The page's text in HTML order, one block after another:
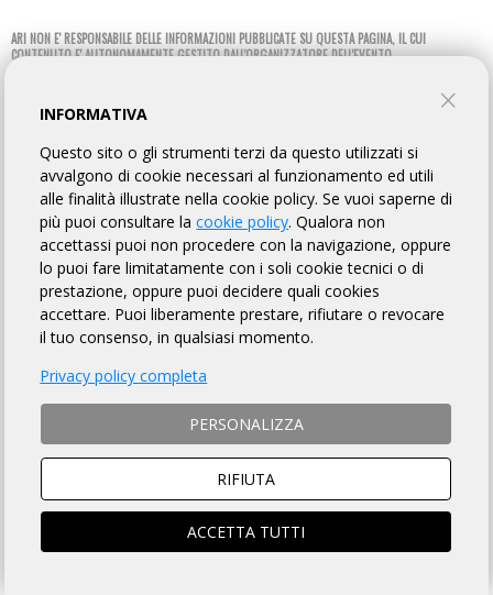
ARI NON E' RESPONSABILE DELLE INFORMAZIONI PUBBLICATE SU QUESTA PAGINA, IL CUI
CONTENUTO E' AUTONOMAMENTE GESTITO DALL'ORGANIZZATORE DELL'EVENTO.
RANDO 2 MARI
Tiriolo Free Bike
TORNA AL BREVETTO
0.00 KM: PIAZZA ITALIA SANTA EUFEMIA LAMEZIA CZ
INFORMATIVA
Questo sito o gli strumenti terzi da questo utilizzati si
avvalgono di cookie necessari al funzionamento ed utili
alle finalità illustrate nella cookie policy. Se vuoi saperne di
più puoi consultare lacookie policy. Qualora non
accettassi puoi non procedere con la navigazione, oppure
lo puoi fare limitatamente con i soli cookie tecnici o di
prestazione, oppure puoi decidere quali cookies
accettare. Puoi liberamente prestare, rifiutare o revocare
il tuo consenso, in qualsiasi momento.
Privacy policy completa
PERSONALIZZA
RIFIUTA
ACCETTA TUTTI